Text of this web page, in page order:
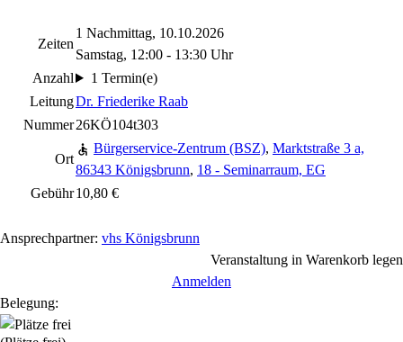
Zeiten
1 Nachmittag, 10.10.2026
Samstag, 12:00 - 13:30 Uhr
Anzahl
1 Termin(e)
LeitungDr. Friederike Raab
Nummer26KÖ104t303
Ort
Bürgerservice-Zentrum (BSZ), Marktstraße 3 a,
86343 Königsbrunn, 18 - Seminarraum, EG
Gebühr10,80 €
Ansprechpartner: vhs Königsbrunn
Veranstaltung in Warenkorb legen
Anmelden
Belegung: